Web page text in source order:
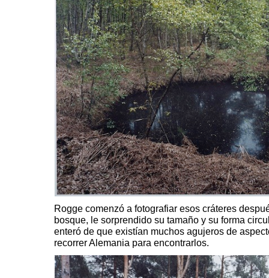
Rogge comenzó a fotografiar esos cráteres
bosque, le sorprendido su tamaño y su forma
enteró de que existían muchos agujeros de
recorrer Alemania para encontrarlos.